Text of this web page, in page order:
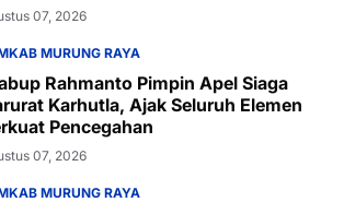
07, 2026
MURUNG RAYA
Rahmanto Pimpin Apel Siaga
Karhutla, Ajak Seluruh Elemen
Pencegahan
07, 2026
MURUNG RAYA